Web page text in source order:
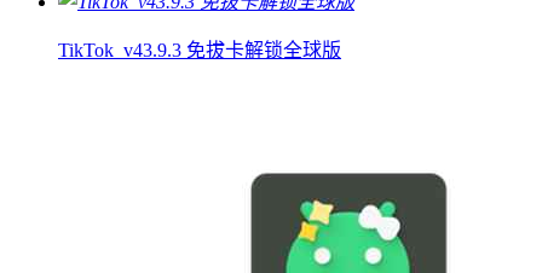
TikTok_v43.9.3 免拔卡解锁全球版